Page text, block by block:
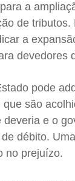
a
de tributos.
a
devedores
pode
são
e o
débito.
no prejuízo.